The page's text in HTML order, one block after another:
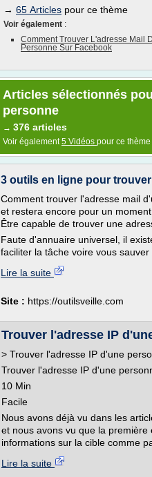
→ 65 Articles pour ce thème
Voir également :
Comment Trouver L'adresse Mail
Personne Sur Facebook
Articles sélectionnés
personne
→ 376 articles
Voir également5 Vidéos pour ce thème
3 outils en ligne pour
Comment trouver l'adresse mail
et restera encore pour un
Être capable de trouver une
Faute d'annuaire universel, il
faciliter la tâche voire vous sauver
Lire la suite
Site : https://outilsveille.com
Trouver l'adresse IP
> Trouver l'adresse IP d'une
Trouver l'adresse IP d'une
10 Min
Facile
Nous avons déjà vu dans les
et nous avons vu que la
informations sur la cible comme
Lire la suite